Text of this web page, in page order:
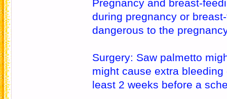
Pregnancy and breast-
during pregnancy or
dangerous to the
Surgery: Saw palmetto
might cause extra
least 2 weeks before a